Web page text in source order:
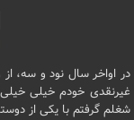
در اواخر سال نود و سه،
غیرنقدی خودم خیلی
شغلم گرفتم با یکی از